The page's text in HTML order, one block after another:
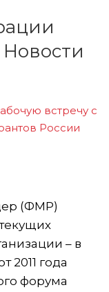
(ФМР)
– в
2011 года
форума